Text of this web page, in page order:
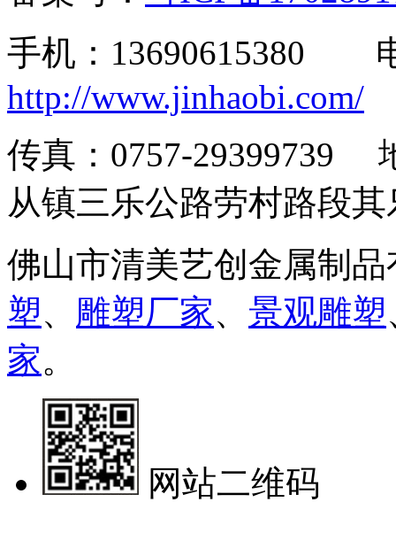
手机：13690615380
http://www.jinhaobi.com/
传真：0757-29399739
从镇三乐公路劳村路段
佛山市清美艺创金属制
塑、 雕塑厂家、 景观雕塑
家。
网站二维码